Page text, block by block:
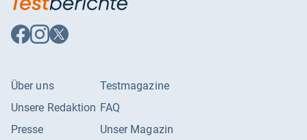
Auf
Facebook
Auf
Instagram
Auf
X
Über uns
Unsere Redaktion
Presse
Testmagazine
FAQ
Unser Magazin